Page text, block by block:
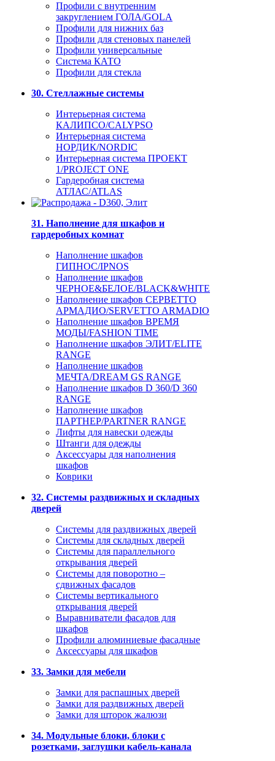
Профили с внутренним
закруглением ГОЛА/GOLA
Профили для нижних баз
Профили для стеновых панелей
Профили универсальные
Система КАТО
Профили для стекла
30. Стеллажные системы
Интерьерная система
КАЛИПСО/CALYPSO
Интерьерная система
НОРДИК/NORDIC
Интерьерная система ПРОЕКТ
1/PROJECT ONE
Гардеробная система
АТЛАС/ATLAS
31. Наполнение для шкафов и
гардеробных комнат
Наполнение шкафов
ГИПНОС/IPNOS
Наполнение шкафов
ЧЕРНОЕ&БЕЛОЕ/BLACK&WHITE
Наполнение шкафов СЕРВЕТТО
АРМАДИО/SERVETTO ARMADIO
Наполнение шкафов ВРЕМЯ
МОДЫ/FASHION TIME
Наполнение шкафов ЭЛИТ/ELITE
RANGE
Наполнение шкафов
МЕЧТА/DREAM GS RANGE
Наполнение шкафов D 360/D 360
RANGE
Наполнение шкафов
ПАРТНЕР/PARTNER RANGE
Лифты для навески одежды
Штанги для одежды
Аксессуары для наполнения
шкафов
Коврики
32. Системы раздвижных и складных
дверей
Системы для раздвижных дверей
Системы для складных дверей
Системы для параллельного
открывания дверей
Системы для поворотно –
сдвижных фасадов
Системы вертикального
открывания дверей
Выравниватели фасадов для
шкафов
Профили алюминиевые фасадные
Аксессуары для шкафов
33. Замки для мебели
Замки для распашных дверей
Замки для раздвижных дверей
Замки для шторок жалюзи
34. Модульные блоки, блоки с
розетками, заглушки кабель-канала